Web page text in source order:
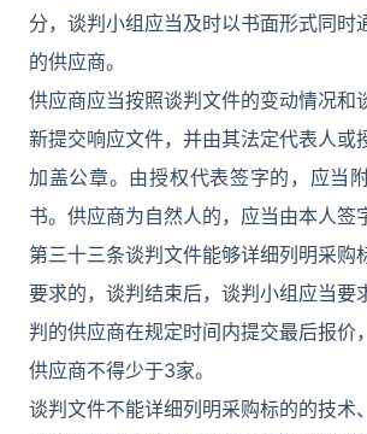
分，谈判小组应当及时以书面形式同时
的供应商。
供应商应当按照谈判文件的变动情况和
新提交响应文件，并由其法定代表人或
加盖公章。由授权代表签字的，应当
书。供应商为自然人的，应当由本人签
第三十三条谈判文件能够详细列明采购
要求的，谈判结束后，谈判小组应当要
判的供应商在规定时间内提交最后报价
供应商不得少于3家。
谈判文件不能详细列明采购标的的技术